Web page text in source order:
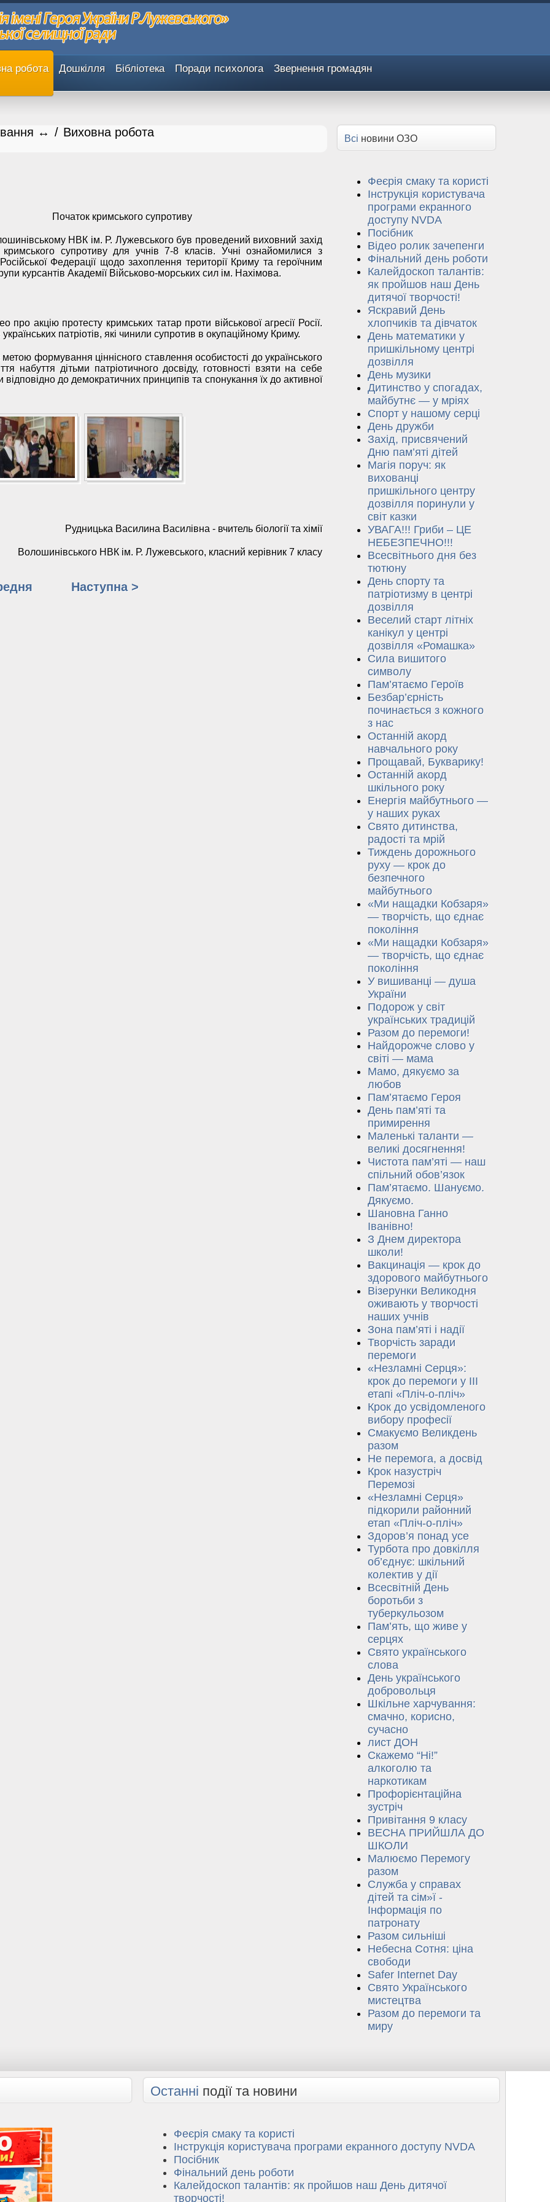
робота Дошкілля Бібліотека Поради психолога Звернення громадян
Виховна робота
↔ /
Початок кримського супротиву
НВК ім. Р. Лужевського був проведений виховний захід
супротиву для учнів 7-8 класів. Учні ознайомилися з
Федерації щодо захоплення території Криму та героїчним
курсантів Академії Військово-морських сил ім. Нахімова.
про акцію протесту кримських татар проти військової агресії Росії.
патріотів, які чинили супротив в окупаційному Криму.
формування ціннісного ставлення особистості до українського
набуття дітьми патріотичного досвіду, готовності взяти на себе
відповідно до демократичних принципів та спонукання їх до активної
Рудницька Василина Василівна - вчитель біології та хімії
Волошинівського НВК ім. Р. Лужевського, класний керівник 7 класу
Наступна >
Всі новини ОЗО
Феєрія смаку та користі
Інструкція користувача
програми екранного
доступу NVDA
Посібник
Відео ролик зачепенги
Фінальний день роботи
Калейдоскоп талантів:
як пройшов наш День
дитячої творчості!
Яскравий День
хлопчиків та дівчаток
День математики у
пришкільному центрі
дозвілля
День музики
Дитинство у спогадах,
майбутнє — у мріях
Спорт у нашому серці
День дружби
Захід, присвячений
Дню пам’яті дітей
Магія поруч: як
вихованці
пришкільного центру
дозвілля поринули у
світ казки
УВАГА!!! Гриби – ЦЕ
НЕБЕЗПЕЧНО!!!
Всесвітнього дня без
тютюну
День спорту та
патріотизму в центрі
дозвілля
Веселий старт літніх
канікул у центрі
дозвілля «Ромашка»
Сила вишитого
символу
Пам’ятаємо Героїв
Безбар’єрність
починається з кожного
з нас
Останній акорд
навчального року
Прощавай, Букварику!
Останній акорд
шкільного року
Енергія майбутнього —
у наших руках
Свято дитинства,
радості та мрій
Тиждень дорожнього
руху — крок до
безпечного
майбутнього
«Ми нащадки Кобзаря»
— творчість, що єднає
покоління
«Ми нащадки Кобзаря»
— творчість, що єднає
покоління
У вишиванці — душа
України
Подорож у світ
українських традицій
Разом до перемоги!
Найдорожче слово у
світі — мама
Мамо, дякуємо за
любов
Пам’ятаємо Героя
День пам’яті та
примирення
Маленькі таланти —
великі досягнення!
Чистота пам’яті — наш
спільний обов’язок
Пам’ятаємо. Шануємо.
Дякуємо.
Шановна Ганно
Іванівно!
З Днем директора
школи!
Вакцинація — крок до
здорового майбутнього
Візерунки Великодня
оживають у творчості
наших учнів
Зона пам’яті і надії
Творчість заради
перемоги
«Незламні Серця»:
крок до перемоги у ІІІ
етапі «Пліч-о-пліч»
Крок до усвідомленого
вибору професії
Смакуємо Великдень
разом
Не перемога, а досвід
Крок назустріч
Перемозі
«Незламні Серця»
підкорили районний
етап «Пліч-о-пліч»
Здоров’я понад усе
Турбота про довкілля
об’єднує: шкільний
колектив у дії
Всесвітній День
боротьби з
туберкульозом
Пам’ять, що живе у
серцях
Свято українського
слова
День українського
добровольця
Шкільне харчування:
смачно, корисно,
сучасно
лист ДОН
Скажемо “Ні!”
алкоголю та
наркотикам
Профорієнтаційна
зустріч
Привітання 9 класу
ВЕСНА ПРИЙШЛА ДО
ШКОЛИ
Малюємо Перемогу
разом
Служба у справах
дітей та сім»ї -
Інформація по
патронату
Разом сильніші
Небесна Сотня: ціна
свободи
Safer Internet Day
Свято Українського
мистецтва
Разом до перемоги та
миру
Останні події та новини
Феєрія смаку та користі
Інструкція користувача програми екранного доступу NVDA
Посібник
Фінальний день роботи
Калейдоскоп талантів: як пройшов наш День дитячої
творчості!